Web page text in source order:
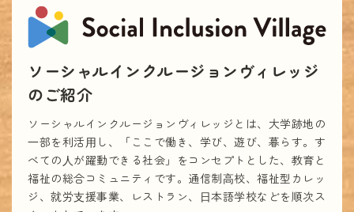
ソーシャルインクルージョンヴィレッジ
のご紹介
ソーシャルインクルージョンヴィレッジとは、大学跡地の
⼀部を利活⽤し、「ここで働き、学び、遊び、暮らす。す
べての⼈が躍動できる社会」をコンセプトとした、教育と
福祉の総合コミュニティです。通信制⾼校、福祉型カレッ
ジ、就労⽀援事業、レストラン、⽇本語学校などを順次ス